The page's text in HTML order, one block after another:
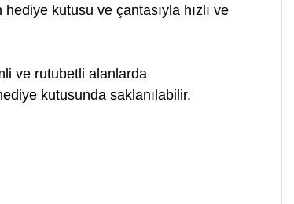
kutusu ve çantasıyla hızlı ve
ve rutubetli alanlarda
kutusunda saklanılabilir.